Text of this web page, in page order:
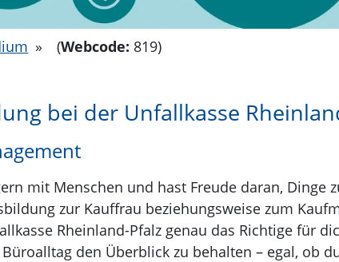
» (Webcode: 819)
bei der Unfallkasse
mit Menschen und hast Freude daran, Dinge
zur Kauffrau beziehungsweise zum
Rheinland-Pfalz genau das Richtige für
den Überblick zu behalten – egal, ob